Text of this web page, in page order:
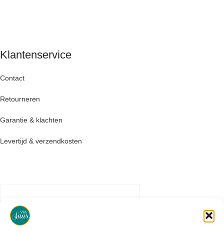
Klantenservice
Contact
Retourneren
Garantie & klachten
Levertijd & verzendkosten